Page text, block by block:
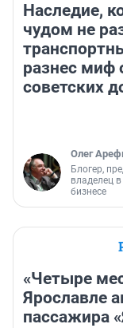
Наследие,
чудом не
разнес миф
советских
Олег
Блогер,
владелец
бизнесе
«Четыре
Ярославле
пассажира